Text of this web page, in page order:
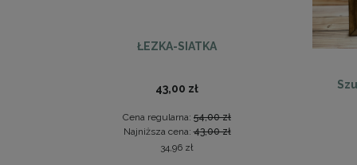
ŁEZKA-SIATKA
43,00 zł
Cena regularna: 54,00 zł
Najniższa cena:43,00 zł
34,96 zł